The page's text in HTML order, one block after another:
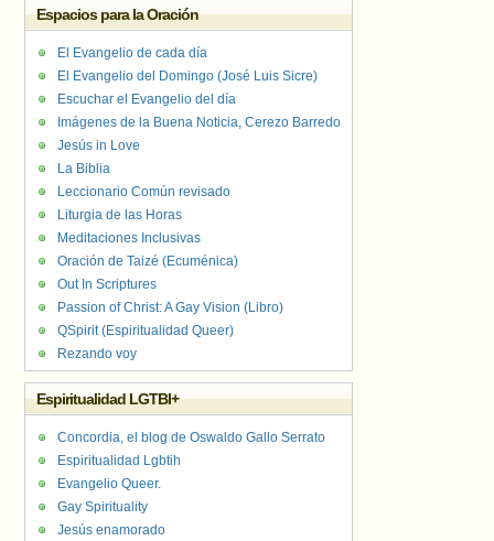
Espacios para la Oración
El Evangelio de cada día
El Evangelio del Domingo (José Luis Sicre)
Escuchar el Evangelio del día
Imágenes de la Buena Noticia, Cerezo Barredo
Jesús in Love
La Biblia
Leccionario Común revisado
Liturgia de las Horas
Meditaciones Inclusivas
Oración de Taizé (Ecuménica)
Out In Scriptures
Passion of Christ: A Gay Vision (Libro)
QSpirit (Espiritualidad Queer)
Rezando voy
Espiritualidad LGTBI+
Concordia, el blog de Oswaldo Gallo Serrato
Espiritualidad Lgbtih
Evangelio Queer.
Gay Spirituality
Jesús enamorado